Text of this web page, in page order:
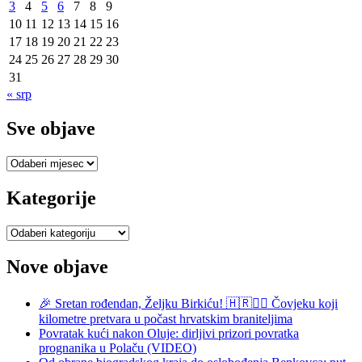
3 4 5 6 7 8
9
10 11 12 13 14 15 16
17 18 19 20 21 22 23
24 25 26 27 28 29 30
31
« srp
Sve objave
Sve
Kategorije
Kategorije
Nove objave
🎉 Sretan rođendan, Željku Birkiću! 🇭🇷🏃‍♂️ Čovjeku koji
kilometre pretvara u počast hrvatskim braniteljima
Povratak kući nakon Oluje: dirljivi prizori povratka
prognanika u Polaču (VIDEO)